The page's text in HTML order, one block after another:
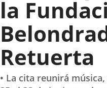
la
Retuerta
• La cita reunirá